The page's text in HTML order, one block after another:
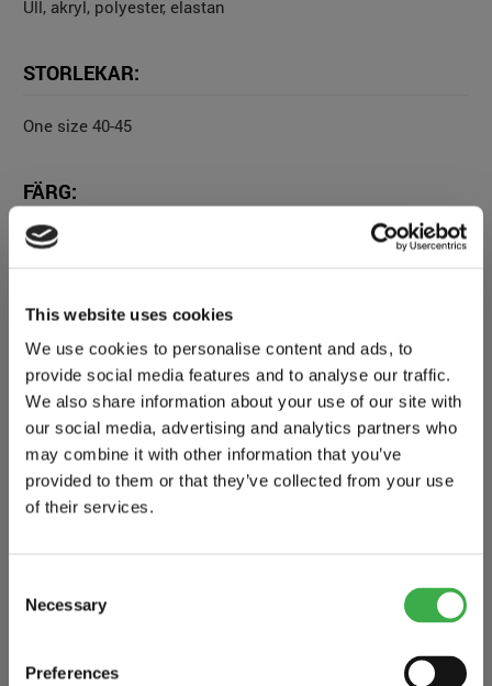
This website uses cookies
We use cookies to personalise content and ads, to
provide social media features and to analyse our traffic.
We also share information about your use of our site with
our social media, advertising and analytics partners who
may combine it with other information that you’ve
provided to them or that they’ve collected from your use
of their services.
Selection
Necessary
Preferences
Ull, akryl, polyester, elastan
STORLEKAR:
One size 40-45
FÄRG:
Svart / Gråmelerad
FLER PRODUKTER:
UNDERWEAR